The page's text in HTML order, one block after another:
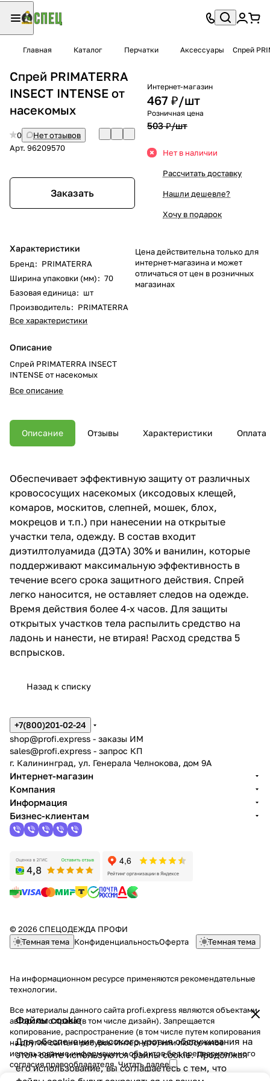
Главная Каталог Перчатки Аксессуары Спрей
Спрей PRIMATERRA
INSECT INTENSE от
насекомых
0
Нет отзывов
Арт. 96209570
Заказать
Характеристики
Бренд: PRIMATERRA
Ширина упаковки (мм): 70
Базовая единица: шт
Производитель: PRIMATERRA
Все характеристики
Описание
Спрей PRIMATERRA INSECT
INTENSE от насекомых
Все описание
Интернет-магазин
467 ₽/шт
Розничная цена
503 ₽/шт
Нет в наличии
Рассчитать доставку
Нашли дешевле?
Хочу в подарок
Цена действительна только для
интернет-магазина и может
отличаться от цен в розничных
магазинах
Описание Отзывы Характеристики Оплата
Обеспечивает эффективную защиту от различных
кровососущих насекомых (иксодовых клещей,
комаров, москитов, слепней, мошек, блох,
мокрецов и т.п.) при нанесении на открытые
участки тела, одежду. В состав входит
диэтилтолуамида (ДЭТА) 30% и ванилин, которые
поддерживают максимальную эффективность в
течение всего срока защитного действия. Спрей
легко наносится, не оставляет следов на одежде.
Время действия более 4-х часов. Для защиты
открытых участков тела распылить средство на
ладонь и нанести, не втирая! Расход средства 5
вспрысков.
Назад к списку
Файлы cookie
Для обеспечения высокого уровня обслуживания на
этом сайте используются файлы cookie. Продолжая
его использование, вы соглашаетесь с тем, что
+7(800)201-02-24
shop@profi.express - заказы ИМ
sales@profi.express - запрос КП
г. Калининград, ул. Генерала Челнокова, дом 9A
Интернет-магазин
Компания
Информация
Бизнес-клиентам
© 2026 СПЕЦОДЕЖДА ПРОФИ
Темная тема КонфиденциальностьОферта Темная тема
На информационном ресурсе применяются рекомендательные
технологии.
Все материалы данного сайта profi.express являются объектами
авторского права (в том числе дизайн). Запрещается
копирование, распространение (в том числе путем копирования
на другие сайты и ресурсы Интернете) или любое иное
использование информации и объектов без предварительного
согласия правообладателя. Читать далее